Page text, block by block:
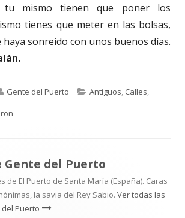
tu mismo tienen que poner los
tienes que meter en las bolsas,
haya sonreído con unos buenos días.
Autor
Gente del Puerto Categorías
Antiguos, Calles,
Gente del Puerto
de El Puerto de Santa María (España). Caras
la savia del Rey Sabio. Ver todas las
Puerto